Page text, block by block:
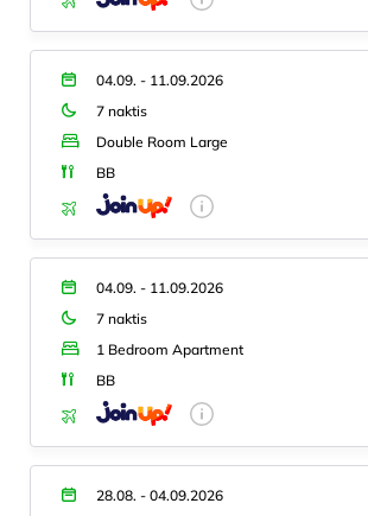
04.09. - 11.09.2026
7 naktis
Double Room Large
BB
04.09. - 11.09.2026
7 naktis
1 Bedroom Apartment
BB
28.08. - 04.09.2026